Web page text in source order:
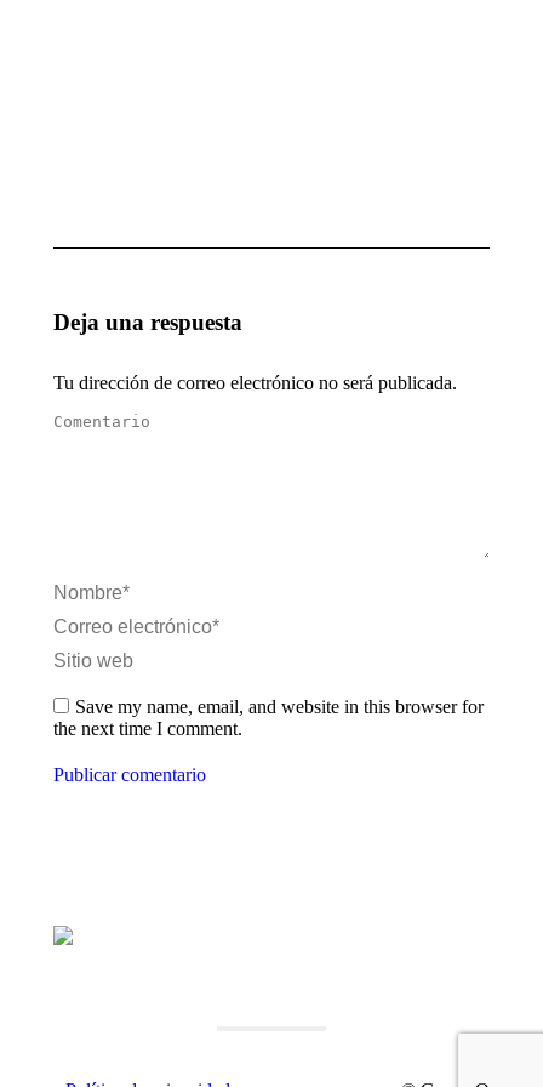
Deja una respuesta
Tu dirección de correo electrónico no será publicada.
Comentario
Nombre *
Correo electrónico *
Sitio web
Save my name, email, and website in this browser for
the next time I comment.
Publicar comentario